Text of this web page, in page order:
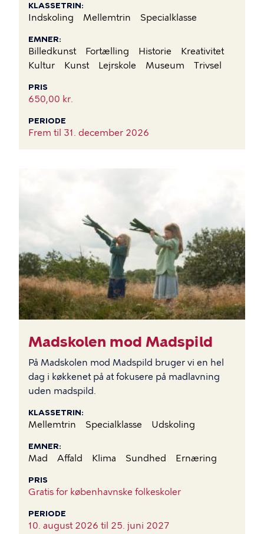
KLASSETRIN
Indskoling Mellemtrin Specialklasse
EMNER
Billedkunst Fortælling Historie
Kreativitet
Kultur
Kunst Lejrskole Museum Trivsel
PRIS
650,00 kr.
PERIODE
Frem til 31. december 2026
Madskolen mod Madspild
På Madskolen mod Madspild bruger vi en hel
dag i køkkenet på at fokusere på madlavning
uden madspild.
KLASSETRIN
Mellemtrin Specialklasse Udskoling
EMNER
Mad Affald Klima Sundhed Ernæring
PRIS
Gratis for københavnske folkeskoler
PERIODE
10. august 2026 til 25. juni 2027